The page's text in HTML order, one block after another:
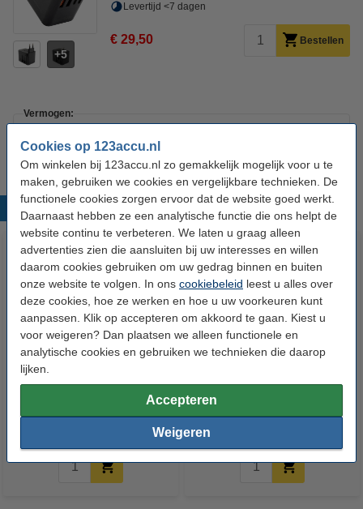
Cookies op 123accu.nl
Om winkelen bij 123accu.nl zo gemakkelijk mogelijk voor u te
maken, gebruiken we cookies en vergelijkbare technieken. De
functionele cookies zorgen ervoor dat de website goed werkt.
Daarnaast hebben ze een analytische functie die ons helpt de
website continu te verbeteren. We laten u graag alleen
advertenties zien die aansluiten bij uw interesses en willen
daarom cookies gebruiken om uw gedrag binnen en buiten
onze website te volgen. In ons cookiebeleid leest u alles over
deze cookies, hoe ze werken en hoe u uw voorkeuren kunt
aanpassen. Klik op accepteren om akkoord te gaan. Kiest u
voor weigeren? Dan plaatsen we alleen functionele en
analytische cookies en gebruiken we technieken die daarop
lijken.
Accepteren
Weigeren
5
Levertijd <7 dagen
€ 29,50 Bestellen
Vermogen:
35 Watt 45 Watt 67 Watt
Populaire producten
123accu Xtreme Power AAA /
€ 14,50 € 13,05 Inclusief 21%
123accu Xtreme Power
€ 5,95 € 5,36 Inclusief 21% BTW